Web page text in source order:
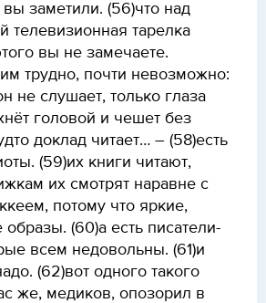
вы заметили. (56)что над
телевизионная тарелка
вы не замечаете.
трудно, почти невозможно:
не слушает, только глаза
головой и чешет без
доклад читает… – (58)есть
(59)их книги читают,
их смотрят наравне с
потому что яркие,
(60)а есть писатели-
всем недовольны. (61)и
(62)вот одного такого
же, медиков, опозорил в